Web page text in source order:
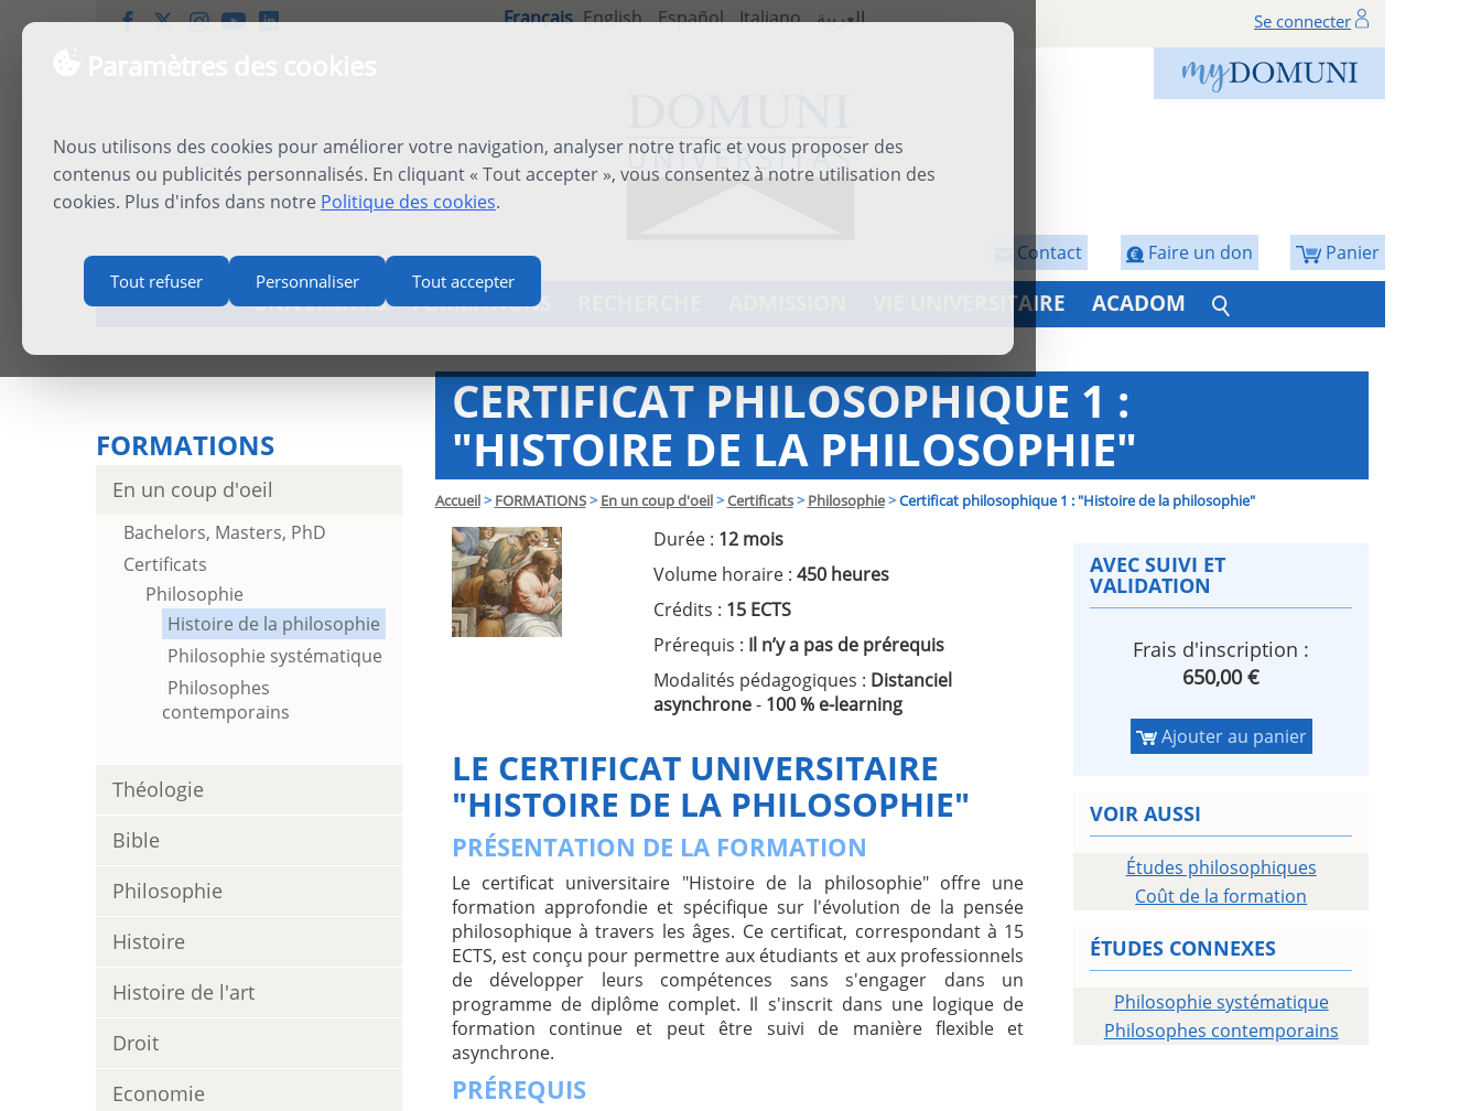
Nous utilisons des cookies pour améliorer votre navigation, analyser notre trafic et vous proposer des
contenus ou publicités personnalisés. En cliquant « Tout accepter », vous consentez à notre utilisation des
cookies. Plus d'infos dans notre Politique des cookies.
Tout refuser Personnaliser Tout accepter
Français English Español Italiano العربية Se connecter
Panier
Faire un don
Contact
UNIVERSITAS FORMATIONS VIE UNIVERSITAIRE ACADOM
FORMATIONS
En un coup d'oeil
Bachelors, Masters, PhD
Certificats
Philosophie
Histoire de la philosophie
Philosophie systématique
Philosophes
contemporains
Théologie
Bible
Philosophie
Histoire
Histoire de l'art
Droit
Economie
CERTIFICAT PHILOSOPHIQUE 1 :
"HISTOIRE DE LA PHILOSOPHIE"
Accueil> FORMATIONS> En un coup d'oeil>Certificats> Philosophie>Certificat philosophique 1 : "Histoire de la philosophie"
Durée : 12 mois
Volume horaire : 450 heures
Crédits : 15 ECTS
Prérequis : Il n’y a pas de prérequis
Modalités pédagogiques : Distanciel
asynchrone- 100 % e-learning
LE CERTIFICAT UNIVERSITAIRE
"HISTOIRE DE LA PHILOSOPHIE"
PRÉSENTATION DE LA FORMATION
Le certificat universitaire "Histoire de la philosophie" offre une
formation approfondie et spécifique sur l'évolution de la pensée
philosophique à travers les âges. Ce certificat, correspondant à 15
ECTS, est conçu pour permettre aux étudiants et aux professionnels
de développer leurs compétences sans s'engager dans un
programme de diplôme complet. Il s'inscrit dans une logique de
formation continue et peut être suivi de manière flexible et
asynchrone.
PRÉREQUIS
AVEC SUIVI ET
VALIDATION
Frais d'inscription :
650,00 €
Ajouter au panier
VOIR AUSSI
Études philosophiques
Coût de la formation
ÉTUDES CONNEXES
Philosophie systématique
Philosophes contemporains